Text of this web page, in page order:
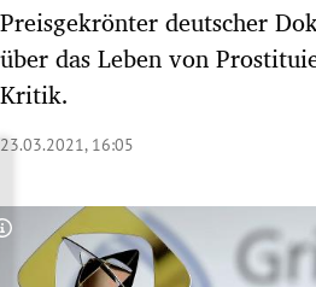
Untermenü
Untermenü
Untermenü
Untermenü
Untermenü
Preisgekrönter deutscher
über das Leben von
Kritik.
23.03.2021, 16:05
Copyright-Hinweis öffnen/schließen